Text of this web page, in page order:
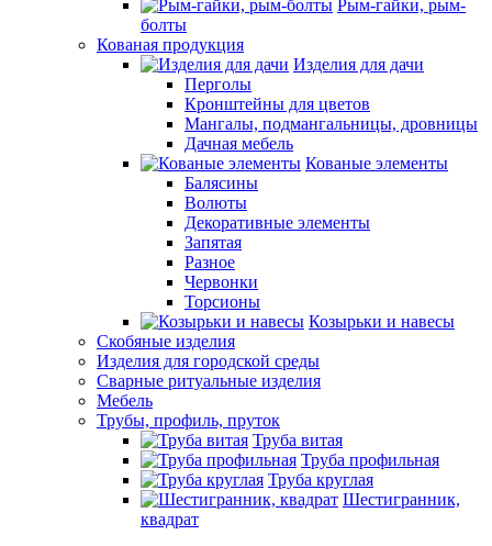
Рым-гайки, рым-
болты
Кованая продукция
Изделия для дачи
Перголы
Кронштейны для цветов
Мангалы, подмангальницы, дровницы
Дачная мебель
Кованые элементы
Балясины
Волюты
Декоративные элементы
Запятая
Разное
Червонки
Торсионы
Козырьки и навесы
Скобяные изделия
Изделия для городской среды
Сварные ритуальные изделия
Мебель
Трубы, профиль, пруток
Труба витая
Труба профильная
Труба круглая
Шестигранник,
квадрат